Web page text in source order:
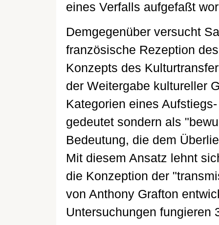
eines Verfalls aufgefaßt
Demgegenüber versucht
französische Rezeption
Konzepts des
der Weitergabe kultureller
Kategorien eines
gedeutet sondern als
Bedeutung, die dem
Mit diesem Ansatz lehnt
die Konzeption der
von Anthony Grafton
Untersuchungen fungieren